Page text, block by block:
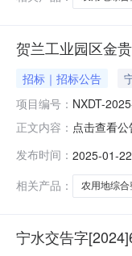
贺兰工业园区金
招标｜招标公告
项目编号： NXDT-
正文内容： 点击查看
夏共创土
整地，灌
发布时间： 2025-01-
相关产品：
农用地综合
宁水交告字